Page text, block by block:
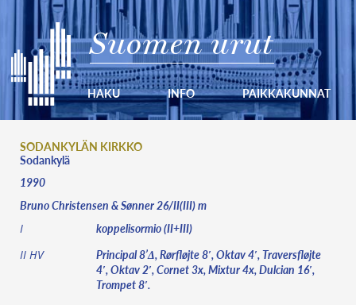
Suomen urut
HAKU INFO PAIKKAKUNNAT
SODANKYLÄN KIRKKO
Sodankylä
1990
Bruno Christensen & Sønner 26/II(III) m
I koppelisormio (II+III)
II HV
Principal 8’Δ, Rørfløjte 8′, Oktav 4′, Traversfløjte
4′, Oktav 2′, Cornet 3x, Mixtur 4x, Dulcian 16′,
Trompet 8′.